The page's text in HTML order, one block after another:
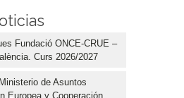
Fundació ONCE-CRUE –
Curs 2026/2027
de Asuntos
Europea y Cooperación